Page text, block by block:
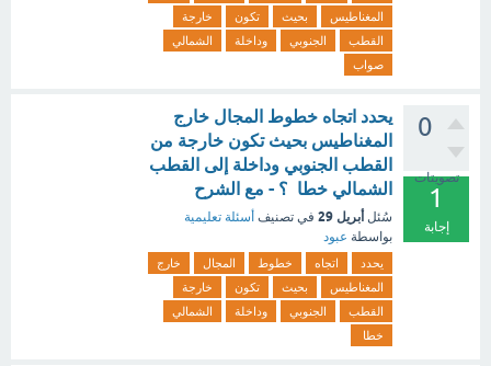
المغناطيس
بحيث تكون
خارجة
القطب
الجنوبي وداخلة
الشمالي
صواب
0
تصويتات
1
إجابة
يحدد اتجاه خطوط المجال خارج
المغناطيس بحيث تكون خارجة من
القطب الجنوبي وداخلة إلى القطب
الشمالي خطا ؟ - مع الشرح
سُئل أبريل 29 في تصنيف أسئلة تعليمية
بواسطة عبود
يحدد اتجاه خطوط المجال
خارج
المغناطيس
بحيث تكون
خارجة
القطب
الجنوبي وداخلة
الشمالي
خطا